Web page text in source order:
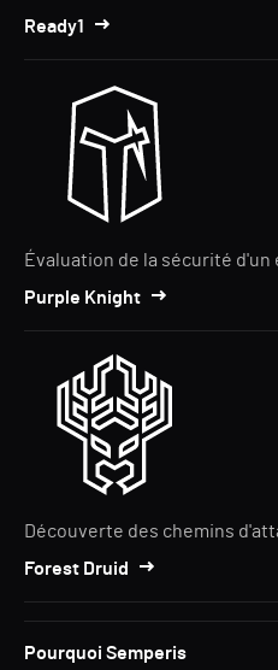
Ready1
Évaluation de la sécurité
Purple Knight
Découverte des chemins
Forest Druid
Pourquoi Semperis